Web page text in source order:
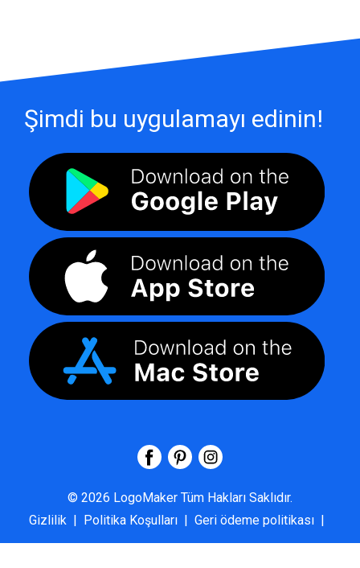
Şimdi bu uygulamayı edinin!
© 2026 LogoMaker Tüm Hakları Saklıdır.
Gizlilik | Politika Koşulları | Geri ödeme politikası |